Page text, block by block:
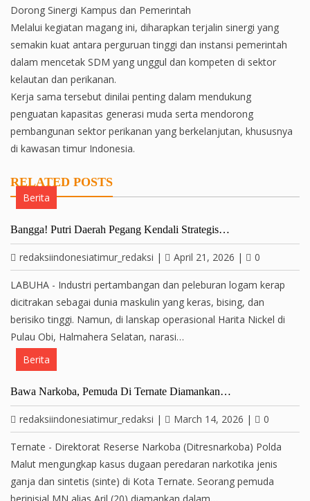
Dorong Sinergi Kampus dan Pemerintah
Melalui kegiatan magang ini, diharapkan terjalin sinergi yang
semakin kuat antara perguruan tinggi dan instansi pemerintah
dalam mencetak SDM yang unggul dan kompeten di sektor
kelautan dan perikanan.
Kerja sama tersebut dinilai penting dalam mendukung
penguatan kapasitas generasi muda serta mendorong
pembangunan sektor perikanan yang berkelanjutan, khususnya
di kawasan timur Indonesia.
RELATED POSTS
Berita
Bangga! Putri Daerah Pegang Kendali Strategis…
redaksiindonesiatimur_redaksi | April 21, 2026 | 0
LABUHA - Industri pertambangan dan peleburan logam kerap
dicitrakan sebagai dunia maskulin yang keras, bising, dan
berisiko tinggi. Namun, di lanskap operasional Harita Nickel di
Pulau Obi, Halmahera Selatan, narasi…
Berita
Bawa Narkoba, Pemuda Di Ternate Diamankan…
redaksiindonesiatimur_redaksi | March 14, 2026 | 0
Ternate - Direktorat Reserse Narkoba (Ditresnarkoba) Polda
Malut mengungkap kasus dugaan peredaran narkotika jenis
ganja dan sintetis (sinte) di Kota Ternate. Seorang pemuda